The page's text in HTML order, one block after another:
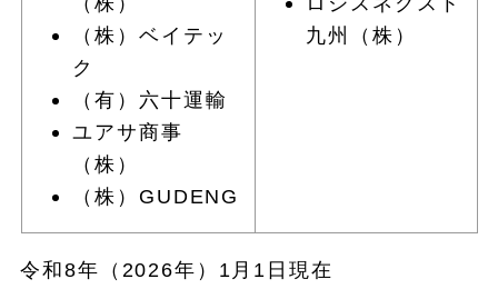
（株）ベイテッ
ク
（有）六十運輸
ユアサ商事
（株）
（株）GUDENG
九州（株）
令和8年（2026年）1月1日現在